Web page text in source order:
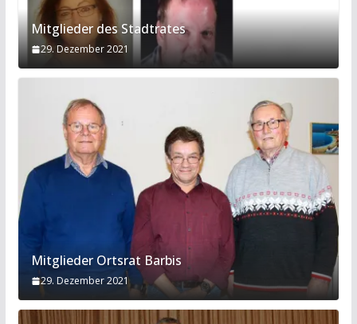
Mitglieder des Stadtrates
29. Dezember 2021
Mitglieder Ortsrat Barbis
29. Dezember 2021